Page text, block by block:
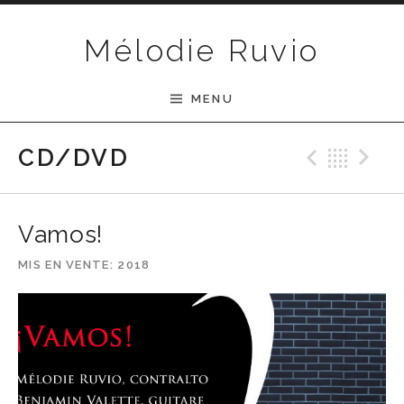
Mélodie Ruvio
MENU
CD/DVD
Vamos!
MIS EN VENTE 2018